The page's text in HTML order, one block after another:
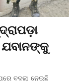
ଯବାନଙ୍କୁ
ବଦଲା ନେଇଛି